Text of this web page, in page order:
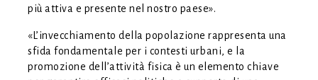
più attiva e presente nel nostro paese».
«L’invecchiamento della popolazione rappresenta una
sfida fondamentale per i contesti urbani, e la
promozione dell’attività fisica è un elemento chiave